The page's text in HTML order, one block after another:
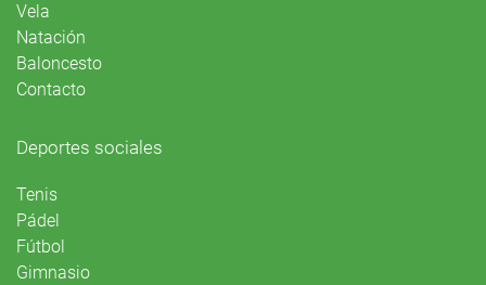
Vela
Natación
Baloncesto
Contacto
Deportes sociales
Tenis
Pádel
Fútbol
Gimnasio